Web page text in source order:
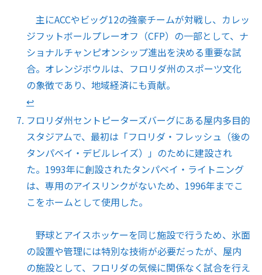
主にACCやビッグ12の強豪チームが対戦し、カレッ
ジフットボールプレーオフ（CFP）の一部として、ナ
ショナルチャンピオンシップ進出を決める重要な試
合。オレンジボウルは、フロリダ州のスポーツ文化
の象徴であり、地域経済にも貢献。
↩︎
フロリダ州セントピーターズバーグにある屋内多目的
スタジアムで、最初は「フロリダ・フレッシュ（後の
タンパベイ・デビルレイズ）」のために建設され
た。1993年に創設されたタンパベイ・ライトニング
は、専用のアイスリンクがないため、1996年までこ
こをホームとして使用した。
野球とアイスホッケーを同じ施設で行うため、氷面
の設置や管理には特別な技術が必要だったが、屋内
の施設として、フロリダの気候に関係なく試合を行え